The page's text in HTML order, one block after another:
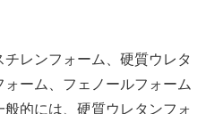
レンフォーム、硬質ウレタ
ーム、フェノールフォーム
的には、硬質ウレタンフォ